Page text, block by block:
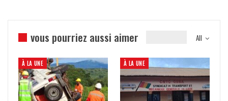
All
vous pourriez aussi aimer
À LA UNE À LA UNE